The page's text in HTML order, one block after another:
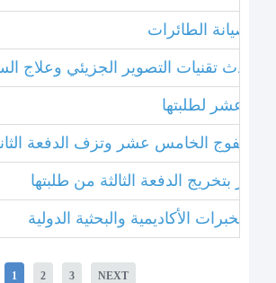
صيانة الطائرات
أحدث تقنيات التصوير الجزيئي وعلاج
عشر لطلبتها
الفوج الخامس عشر وتزف الدفعة
بتخريج الدفعة الثالثة من طلبتها
1 2 3 NEXT